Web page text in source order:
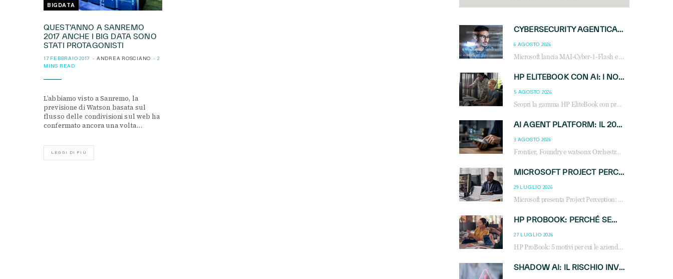
BIGDATA
QUEST’ANNO A SANREMO
2017 ANCHE I BIG DATA SONO
STATI PROTAGONISTI
17 FEBBRAIO 2017 ANDREA ROSCIANO
2
MINS READ
L’abbiamo visto a Sanremo, la
previsione di Watson basata sul
flusso delle condivisioni sul web ha
confermato ancora una volta…
LEGGI DI PIÙ
CYBERSECURITY AGENTICA: CON PERCEPTION E MAI-CYBER-1-FLASH MICROSOFT APRE NUOVI SERVIZI PER IL CANALE
6 AGOSTO 2026
Microsoft lancia MAI-Cyber-1-Flash e Perception: cybersecurity agentica in preview dal 3 novembre. Cosa cambia per MSP, system integrator e reseller.
HP ELITEBOOK CON AI: I NOTEBOOK BUSINESS INTELLIGENTI CHE TRASFORMANO PRODUTTIVITÀ, SICUREZZA E LAVORO IBRIDO
5 AGOSTO 2026
Scopri la gamma HP EliteBook con processori Intel® Core™ Ultra e AMD Ryzen™ AI. Notebook business progettati per aumentare la produttività, migliorare la collaborazione e garantire sicurezza avanzata in ufficio e in mobilità.
AI AGENT PLATFORM: IL 2026 È L’ANNO DEL «SISTEMA OPERATIVO» PER GLI AGENTI AZIENDALI
3 AGOSTO 2026
Frontier, Foundry e watsonx Orchestrate: la guerra delle piattaforme AI agent ridisegna il mercato IT. Cosa cambia per reseller, MSP e system integrator.
MICROSOFT PROJECT PERCEPTION: COME GLI AGENTI AI CAMBIERANNO SOC, CYBERSECURITY E SERVIZI MSP
29 LUGLIO 2026
Microsoft presenta Project Perception: scopri come gli agenti AI possono trasformare cybersecurity, SOC e servizi gestiti degli MSP.
HP PROBOOK: PERCHÉ SEMPRE PIÙ AZIENDE SCELGONO NOTEBOOK PROGETTATI PER IL LAVORO MODERNO
27 LUGLIO 2026
HP ProBook: 5 motivi per cui le aziende scelgono i notebook business HP per migliorare produttività, sicurezza e gestione dell’AI.
SHADOW AI: IL RISCHIO INVISIBILE CHE LE AZIENDE POSSONO GOVERNARE